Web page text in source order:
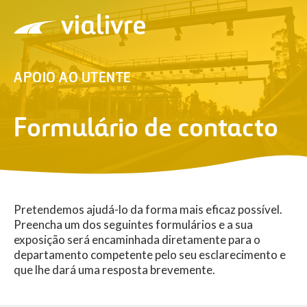
Vialivre
APOIO AO UTENTE
Formulário de contacto
Pretendemos ajudá-lo da forma mais eficaz possível.
Preencha um dos seguintes formulários e a sua
exposição será encaminhada diretamente para o
departamento competente pelo seu esclarecimento e
que lhe dará uma resposta brevemente.